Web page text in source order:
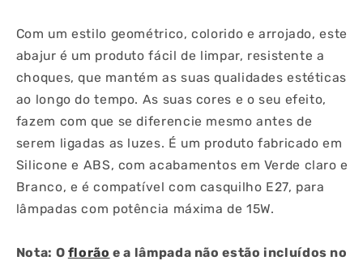
Com um estilo geométrico, colorido e arrojado, este
abajur é um produto fácil de limpar, resistente a
choques, que mantém as suas qualidades estéticas
ao longo do tempo. As suas cores e o seu efeito,
fazem com que se diferencie mesmo antes de
serem ligadas as luzes. É um produto fabricado em
Silicone e ABS, com acabamentos em Verde claro e
Branco, e é compatível com casquilho E27, para
lâmpadas com potência máxima de 15W.
Nota: O florão e a lâmpada não estão incluídos no